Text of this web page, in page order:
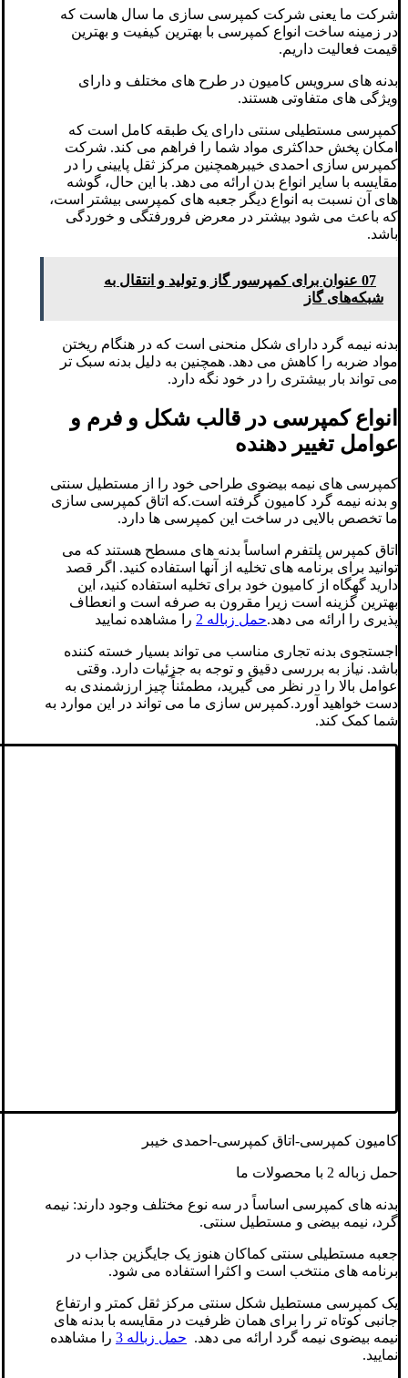
شرکت ما یعنی شرکت کمپرسی سازی ما سال هاست که
در زمینه ساخت انواع کمپرسی با بهترین کیفیت و بهترین
قیمت فعالیت داریم.
بدنه های سرویس کامیون در طرح های مختلف و دارای
ویژگی های متفاوتی هستند.
کمپرسی مستطیلی سنتی دارای یک طبقه کامل است که
امکان پخش حداکثری مواد شما را فراهم می کند. شرکت
کمپرس سازی احمدی خیبرهمچنین مرکز ثقل پایینی را در
مقایسه با سایر انواع بدن ارائه می دهد. با این حال، گوشه
های آن نسبت به انواع دیگر جعبه های کمپرسی بیشتر است،
که باعث می شود بیشتر در معرض فرورفتگی و خوردگی
باشد.
07 عنوان برای کمپرسور گاز و تولید و انتقال به
شبکه‌های گاز
بدنه نیمه گرد دارای شکل منحنی است که در هنگام ریختن
مواد ضربه را کاهش می دهد. همچنین به دلیل بدنه سبک تر
می تواند بار بیشتری را در خود نگه دارد.
انواع کمپرسی در قالب شکل و فرم و
عوامل تغییر دهنده
کمپرسی های نیمه بیضوی طراحی خود را از مستطیل سنتی
و بدنه نیمه گرد کامیون گرفته است.که اتاق کمپرسی سازی
ما تخصص بالایی در ساخت این کمپرسی ها دارد.
اتاق کمپرس پلتفرم اساساً بدنه های مسطح هستند که می
توانید برای برنامه های تخلیه از آنها استفاده کنید. اگر قصد
دارید گهگاه از کامیون خود برای تخلیه استفاده کنید، این
بهترین گزینه است زیرا مقرون به صرفه است و انعطاف
پذیری را ارائه می دهد.حمل زباله 2 را مشاهده نمایید
اجستجوی بدنه تجاری مناسب می تواند بسیار خسته کننده
باشد. نیاز به بررسی دقیق و توجه به جزئیات دارد. وقتی
عوامل بالا را در نظر می گیرید، مطمئناً چیز ارزشمندی به
دست خواهید آورد.کمپرس سازی ما می تواند در این موارد به
شما کمک کند.
کامیون کمپرسی-اتاق کمپرسی-احمدی خیبر
حمل زباله 2 با محصولات ما
بدنه های کمپرسی اساساً در سه نوع مختلف وجود دارند: نیمه
گرد، نیمه بیضی و مستطیل سنتی.
جعبه مستطیلی سنتی کماکان هنوز یک جایگزین جذاب در
برنامه های منتخب است و اکثرا استفاده می شود.
یک کمپرسی مستطیل شکل سنتی مرکز ثقل کمتر و ارتفاع
جانبی کوتاه تر را برای همان ظرفیت در مقایسه با بدنه های
نیمه بیضوی نیمه گرد ارائه می دهد. حمل زباله 3
را مشاهده
نمایید.